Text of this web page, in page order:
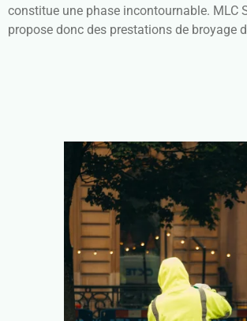
constitue une phase incontournable. MLC
propose donc des prestations de broyage